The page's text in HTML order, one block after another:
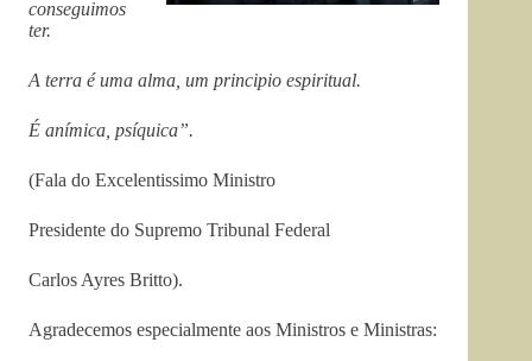
conseguimos
ter.
A terra é uma alma, um principio espiritual.
É anímica, psíquica”.
(Fala do Excelentissimo Ministro
Presidente do Supremo Tribunal Federal
Carlos Ayres Britto).
Agradecemos especialmente aos Ministros e Ministras: